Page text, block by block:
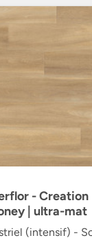
- Creation
| ultra-mat
(intensif) -